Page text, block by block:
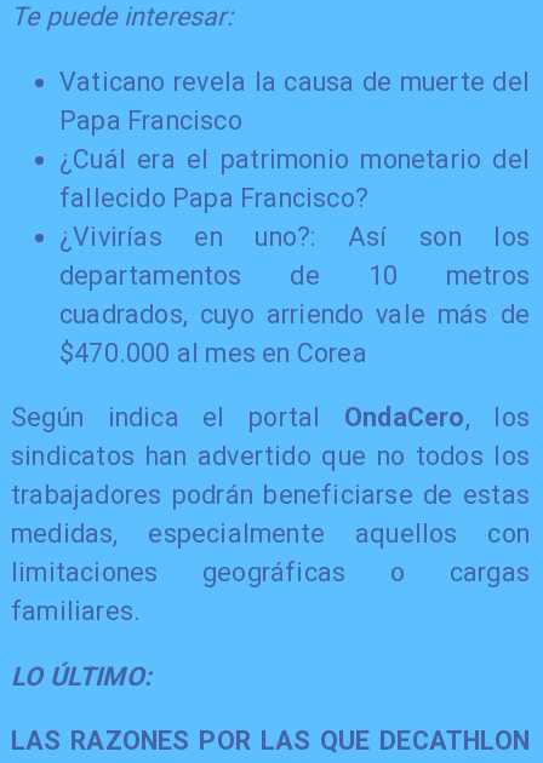
Te puede interesar:
Vaticano revela la causa de muerte del
Papa Francisco
¿Cuál era el patrimonio monetario del
fallecido Papa Francisco?
¿Vivirías en uno?: Así son los
departamentos de 10 metros
cuadrados, cuyo arriendo vale más de
$470.000 al mes en Corea
Según indica el portal OndaCero, los
sindicatos han advertido que no todos los
trabajadores podrán beneficiarse de estas
medidas, especialmente aquellos con
limitaciones geográficas o cargas
familiares.
LO ÚLTIMO:
LAS RAZONES POR LAS QUE DECATHLON